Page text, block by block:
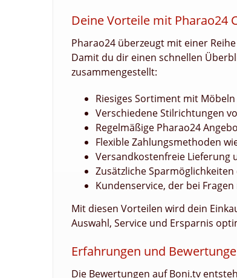
Deine Vorteile mit Pharao24
Pharao24 überzeugt mit einer
Damit du dir einen schnellen
zusammengestellt:
Riesiges Sortiment mit
Verschiedene Stilrichtungen
Regelmäßige Pharao24
Flexible Zahlungsmethoden
Versandkostenfreie Lieferung
Zusätzliche
Kundenservice, der bei
Mit diesen Vorteilen wird dein
Auswahl, Service und Ersparnis
Erfahrungen und
Die Bewertungen auf Boni.tv